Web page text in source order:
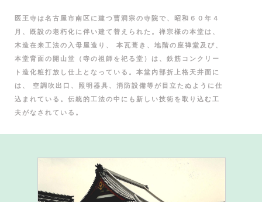
医王寺は名古屋市南区に建つ曹洞宗の寺院で、昭和６０年４
月、既設の老朽化に伴い建て替えられた。禅宗様の本堂は、
木造在来工法の入母屋造り、 本瓦葺き、地階の座禅堂及び、
本堂背面の開山堂（寺の祖師を祀る堂）は、鉄筋コンクリー
ト造化粧打放し仕上となっている。本堂内部折上格天井面に
は、 空調吹出口、照明器具、消防設備等が目立たぬように仕
込まれている。伝統的工法の中にも新しい技術を取り込む工
夫がなされている。